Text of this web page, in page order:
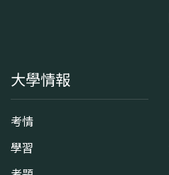
大學情報
考情
學習